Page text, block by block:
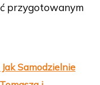
przygotowanym
Samodzielnie